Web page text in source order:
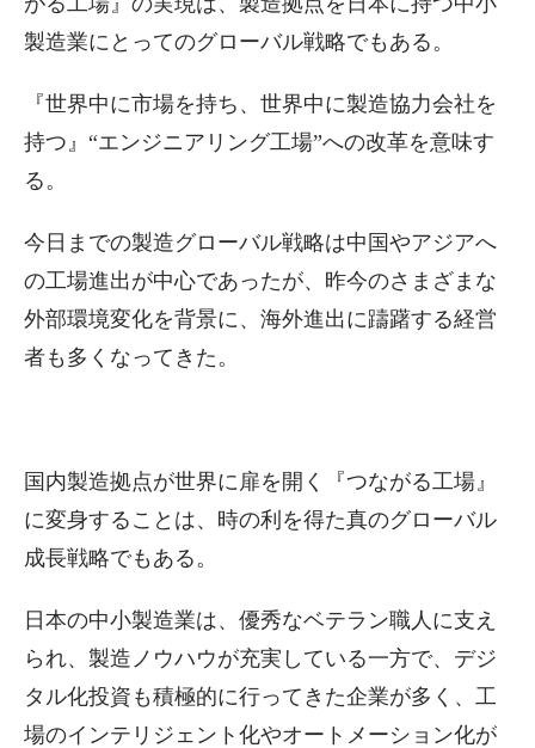
製造業にとってのグローバル戦略でもある。
『世界中に市場を持ち、世界中に製造協力会社を
持つ』“エンジニアリング工場”への改革を意味す
る。
今日までの製造グローバル戦略は中国やアジアへ
の工場進出が中心であったが、昨今のさまざまな
外部環境変化を背景に、海外進出に躊躇する経営
者も多くなってきた。
国内製造拠点が世界に扉を開く『つながる工場』
に変身することは、時の利を得た真のグローバル
成長戦略でもある。
日本の中小製造業は、優秀なベテラン職人に支え
られ、製造ノウハウが充実している一方で、デジ
タル化投資も積極的に行ってきた企業が多く、工
場のインテリジェント化やオートメーション化が